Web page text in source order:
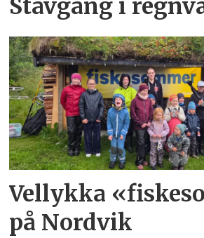
Stavgang i
Vellykka
på Nordvik